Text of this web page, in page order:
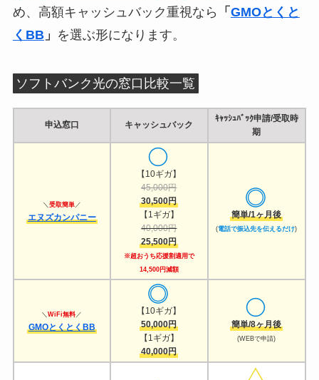
め、高額キャッシュバック重視なら
「 GMOとくと
くBB」 を選ぶ形になります。
ソフトバンク光の窓口比較一覧
申込窓口 キャッシュバック
ｷｬｯｼｭﾊﾞｯｸ申請/受取時
期
＼ 受取簡単／
エヌズカンパニー
【10ギガ】
45,000円
30,500円
【1ギガ】
40,000円
25,500円
※超おうち応援割適用で
14,500円減額
簡単/1ヶ月後
(電話で振込先を伝えるだけ)
＼WiFi無料 ／
GMOとくとくBB
【10ギガ】
50,000円
【1ギガ】
40,000円
簡単/8ヶ月後
(WEBで申請)